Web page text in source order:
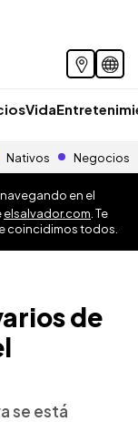
Vida
Nativos Negocios
navegando en el
elsalvador.com . Te
coincidimos todos.
de
se está